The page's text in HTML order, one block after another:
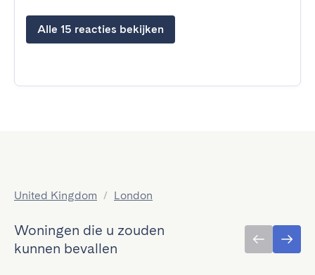
Alle 15 reacties bekijken
United Kingdom / London
Woningen die u zouden
kunnen bevallen